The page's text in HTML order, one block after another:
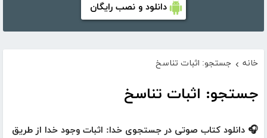
دانلود و نصب رایگان
خانه › جستجو: اثبات تناسخ
جستجو: اثبات تناسخ
🎧 دانلود کتاب صوتی در جستجوی خدا: اثبات وجود خدا از طریق